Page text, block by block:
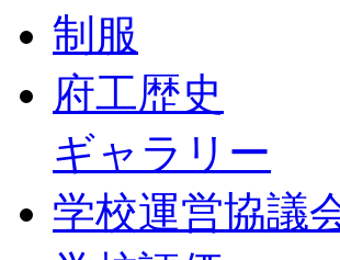
制服
府工歴史
ギャラリー
学校運営協議